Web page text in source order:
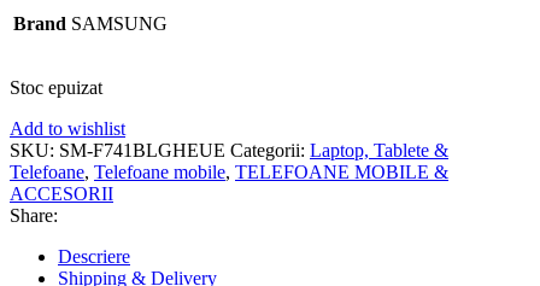
Brand SAMSUNG
Stoc epuizat
Add to wishlist
SKU: SM-F741BLGHEUE Categorii: Laptop, Tablete &
Telefoane, Telefoane mobile, TELEFOANE MOBILE &
ACCESORII
Share:
Descriere
Shipping & Delivery